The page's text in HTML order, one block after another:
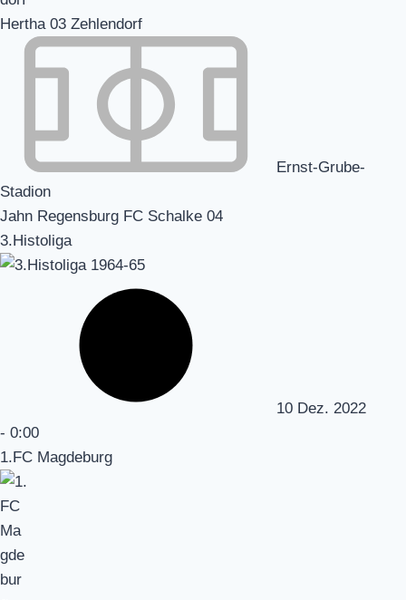
Hertha 03 Zehlendorf
Ernst-Grube-
Stadion
Jahn Regensburg FC Schalke 04
3.Histoliga
10 Dez. 2022
- 0:00
1.FC Magdeburg